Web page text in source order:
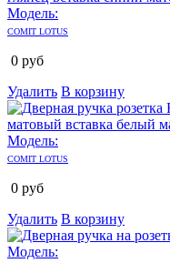
Модель:
COMIT LOTUS
0 руб
Удалить В корзину
Модель:
COMIT LOTUS
0 руб
Удалить В корзину
Модель: